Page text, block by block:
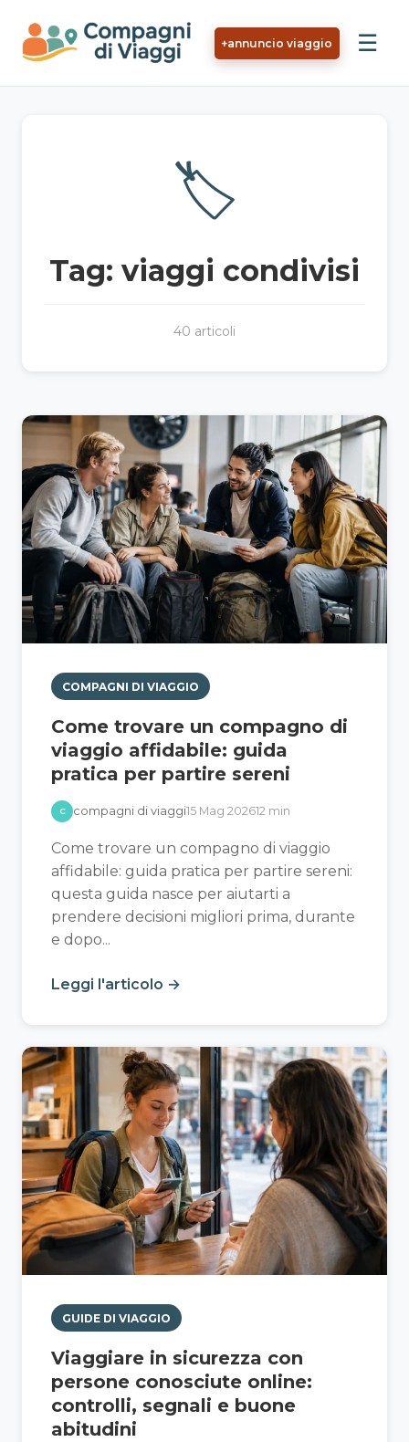
+annuncio viaggio ☰
🏷️
Tag: viaggi condivisi
40 articoli
COMPAGNI DI VIAGGIO
Come trovare un compagno di
viaggio affidabile: guida
pratica per partire sereni
C compagni di viaggi15 Mag 202612 min
Come trovare un compagno di viaggio
affidabile: guida pratica per partire sereni:
questa guida nasce per aiutarti a
prendere decisioni migliori prima, durante
e dopo...
Leggi l'articolo →
GUIDE DI VIAGGIO
Viaggiare in sicurezza con
persone conosciute online:
controlli, segnali e buone
abitudini